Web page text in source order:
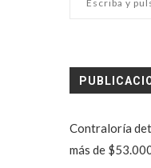
Contraloría
más de